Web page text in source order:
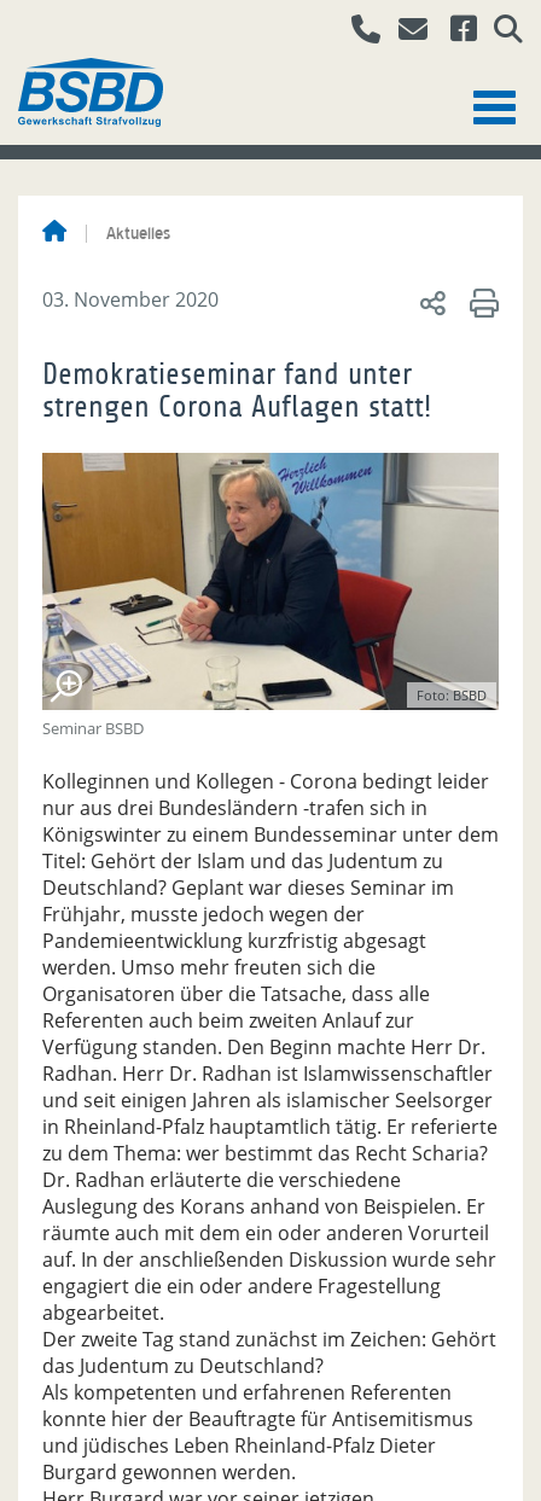
Aktuelles
03. November 2020
Demokratieseminar fand unter
strengen Corona Auflagen statt!
Foto: BSBD
Seminar BSBD
Kolleginnen und Kollegen - Corona bedingt leider
nur aus drei Bundesländern -trafen sich in
Königswinter zu einem Bundesseminar unter dem
Titel: Gehört der Islam und das Judentum zu
Deutschland? Geplant war dieses Seminar im
Frühjahr, musste jedoch wegen der
Pandemieentwicklung kurzfristig abgesagt
werden. Umso mehr freuten sich die
Organisatoren über die Tatsache, dass alle
Referenten auch beim zweiten Anlauf zur
Verfügung standen. Den Beginn machte Herr Dr.
Radhan. Herr Dr. Radhan ist Islamwissenschaftler
und seit einigen Jahren als islamischer Seelsorger
in Rheinland-Pfalz hauptamtlich tätig. Er referierte
zu dem Thema: wer bestimmt das Recht Scharia?
Dr. Radhan erläuterte die verschiedene
Auslegung des Korans anhand von Beispielen. Er
räumte auch mit dem ein oder anderen Vorurteil
auf. In der anschließenden Diskussion wurde sehr
engagiert die ein oder andere Fragestellung
abgearbeitet.
Der zweite Tag stand zunächst im Zeichen: Gehört
das Judentum zu Deutschland?
Als kompetenten und erfahrenen Referenten
konnte hier der Beauftragte für Antisemitismus
und jüdisches Leben Rheinland-Pfalz Dieter
Burgard gewonnen werden.